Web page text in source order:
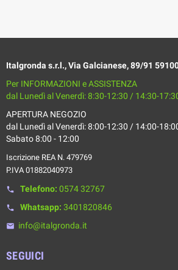
Italgronda s.r.l., Via Galcianese, 89/91
Per INFORMAZIONI e ASSISTENZA
dal Lunedì al Venerdì: 8:30-12:30 / 14:30-
APERTURA NEGOZIO
dal Lunedì al Venerdì: 8:00-12:30 / 14:00-
Sabato 8:00 - 12:00
Iscrizione REA N. 479769
P.IVA 01882040973
phone Telefono: 0574 32767
phone Whatsapp: 3401820846
email info@italgronda.it
SEGUICI